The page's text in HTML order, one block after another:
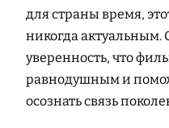
для страны время,
никогда актуальным.
уверенность, что
равнодушным и
осознать связь